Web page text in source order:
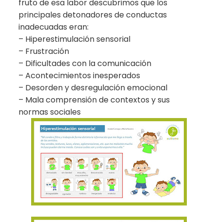
fruto de esa labor descubrimos que los
principales detonadores de conductas
inadecuadas eran:
– Hiperestimulación sensorial
– Frustración
– Dificultades con la comunicación
– Acontecimientos inesperados
– Desorden y desregulación emocional
– Mala comprensión de contextos y sus
normas sociales